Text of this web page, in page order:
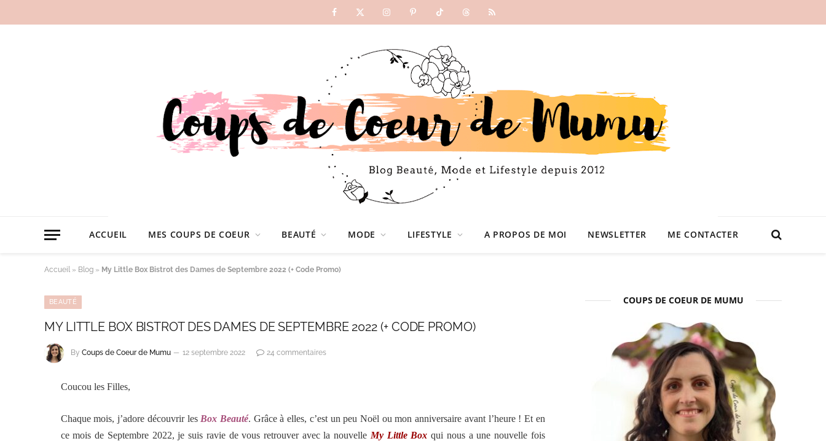
Facebook
X
InstagramPinterestTikTokThreadsRSS
ACCUEIL MES COUPS DE COEUR BEAUTÉ MODE LIFESTYLE A PROPOS DE MOI NEWSLETTER ME CONTACTER
Accueil » Blog » My Little Box Bistrot des Dames de Septembre 2022 (+ Code Promo)
BEAUTÉ
MY LITTLE BOX BISTROT DES DAMES DE SEPTEMBRE 2022 (+ CODE PROMO)
By Coups de Coeur de Mumu 12 septembre 2022 24 commentaires
Coucou les Filles,
Chaque mois, j’adore découvrir les Box Beauté. Grâce à elles, c’est un peu Noël ou mon anniversaire avant l’heure ! Et en
ce mois de Septembre 2022, je suis ravie de vous retrouver avec la nouvelle My Little Box qui nous a une nouvelle fois
COUPS DE COEUR DE MUMU